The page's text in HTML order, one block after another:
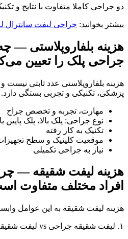
دو جراحی کاملا متفاوت با نتایج و
بیشتر بخوانید: جراحی لیفت سانترال
هزینه بلفاروپلاستی —
جراحی پلک را تعیین
هزینه بلفاروپلاستی عدد ثابتی نیست
پزشکی، تکنیکی و تجربی بستگی
مهارت، تجربه و تخصص جراح
نوع جراحی: پلک بالا، پلک پایین
تکنیک به‌ کار رفته
موقعیت کلینیک و سطح
نیاز به جراحی تکمیلی
هزینه لیفت شقیقه —
افراد مختلف متفاوت
هزینه لیفت شقیقه به این عوامل
۱. لیفت شقیقه جراحی vs لیفت شقیقه با نخ